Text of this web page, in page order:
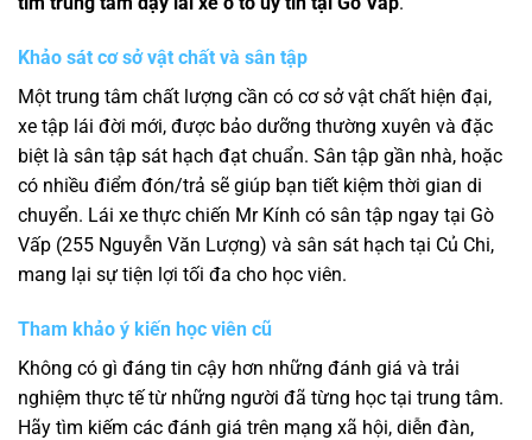
Khảo sát cơ sở vật chất và sân tập
Một trung tâm chất lượng cần có cơ sở vật chất hiện đại,
xe tập lái đời mới, được bảo dưỡng thường xuyên và đặc
biệt là sân tập sát hạch đạt chuẩn. Sân tập gần nhà, hoặc
có nhiều điểm đón/trả sẽ giúp bạn tiết kiệm thời gian di
chuyển. Lái xe thực chiến Mr Kính có sân tập ngay tại Gò
Vấp (255 Nguyễn Văn Lượng) và sân sát hạch tại Củ Chi,
mang lại sự tiện lợi tối đa cho học viên.
Tham khảo ý kiến học viên cũ
Không có gì đáng tin cậy hơn những đánh giá và trải
nghiệm thực tế từ những người đã từng học tại trung tâm.
Hãy tìm kiếm các đánh giá trên mạng xã hội, diễn đàn,